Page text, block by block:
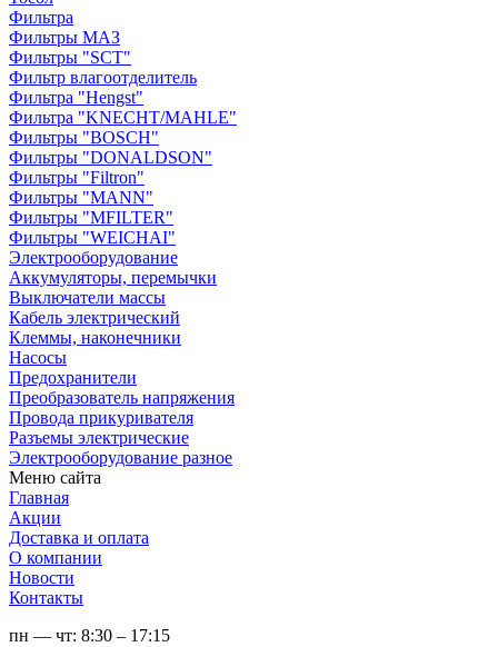
Фильтра
Фильтры МАЗ
Фильтры "SCT"
Фильтр влагоотделитель
Фильтра "Hengst"
Фильтра "KNECHT/MAHLE"
Фильтры "BOSCH"
Фильтры "DONALDSON"
Фильтры "Filtron"
Фильтры "MANN"
Фильтры "MFILTER"
Фильтры "WEICHAI"
Электрооборудование
Аккумуляторы, перемычки
Выключатели массы
Кабель электрический
Клеммы, наконечники
Насосы
Предохранители
Преобразователь напряжения
Провода прикуривателя
Разъемы электрические
Электрооборудование разное
Меню сайта
Главная
Акции
Доставка и оплата
О компании
Новости
Контакты
пн — чт: 8:30 – 17:15